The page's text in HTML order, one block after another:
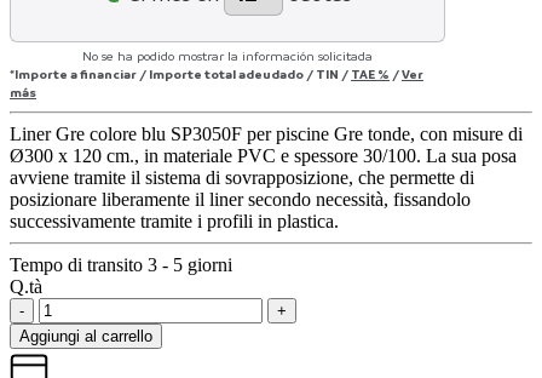
No se ha podido mostrar la información solicitada
*Importe a financiar / Importe total adeudado / TIN / TAE % /Ver
más
Liner Gre colore blu SP3050F per piscine Gre tonde, con misure di
Ø300 x 120 cm., in materiale PVC e spessore 30/100. La sua posa
avviene tramite il sistema di sovrapposizione, che permette di
posizionare liberamente il liner secondo necessità, fissandolo
successivamente tramite i profili in plastica.
Tempo di transito 3 - 5 giorni
Q.tà
-
+
Aggiungi al carrello